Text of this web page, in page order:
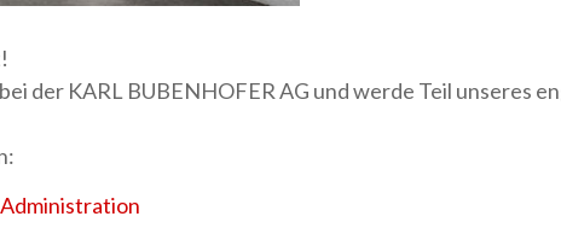
der KARL BUBENHOFER AG und werde Teil unseres